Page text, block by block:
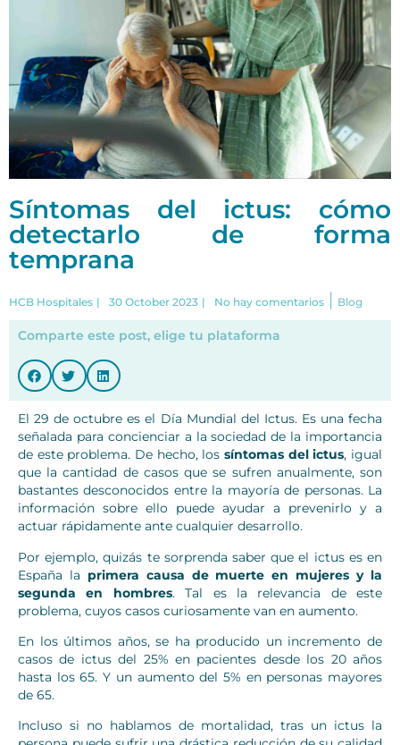
Síntomas del ictus: cómo
detectarlo de forma
temprana
HCB Hospitales | 30 October 2023 | No hay comentarios Blog
Comparte este post, elige tu plataforma
El 29 de octubre es el Día Mundial del Ictus. Es una fecha
señalada para concienciar a la sociedad de la importancia
de este problema. De hecho, los síntomas del ictus, igual
que la cantidad de casos que se sufren anualmente, son
bastantes desconocidos entre la mayoría de personas. La
información sobre ello puede ayudar a prevenirlo y a
actuar rápidamente ante cualquier desarrollo.
Por ejemplo, quizás te sorprenda saber que el ictus es en
España la primera causa de muerte en mujeres y la
segunda en hombres. Tal es la relevancia de este
problema, cuyos casos curiosamente van en aumento.
En los últimos años, se ha producido un incremento de
casos de ictus del 25% en pacientes desde los 20 años
hasta los 65. Y un aumento del 5% en personas mayores
de 65.
Incluso si no hablamos de mortalidad, tras un ictus la